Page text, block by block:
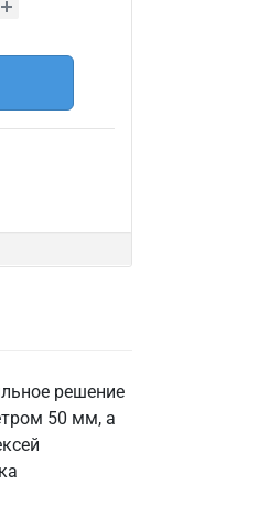
решение
50 мм, а